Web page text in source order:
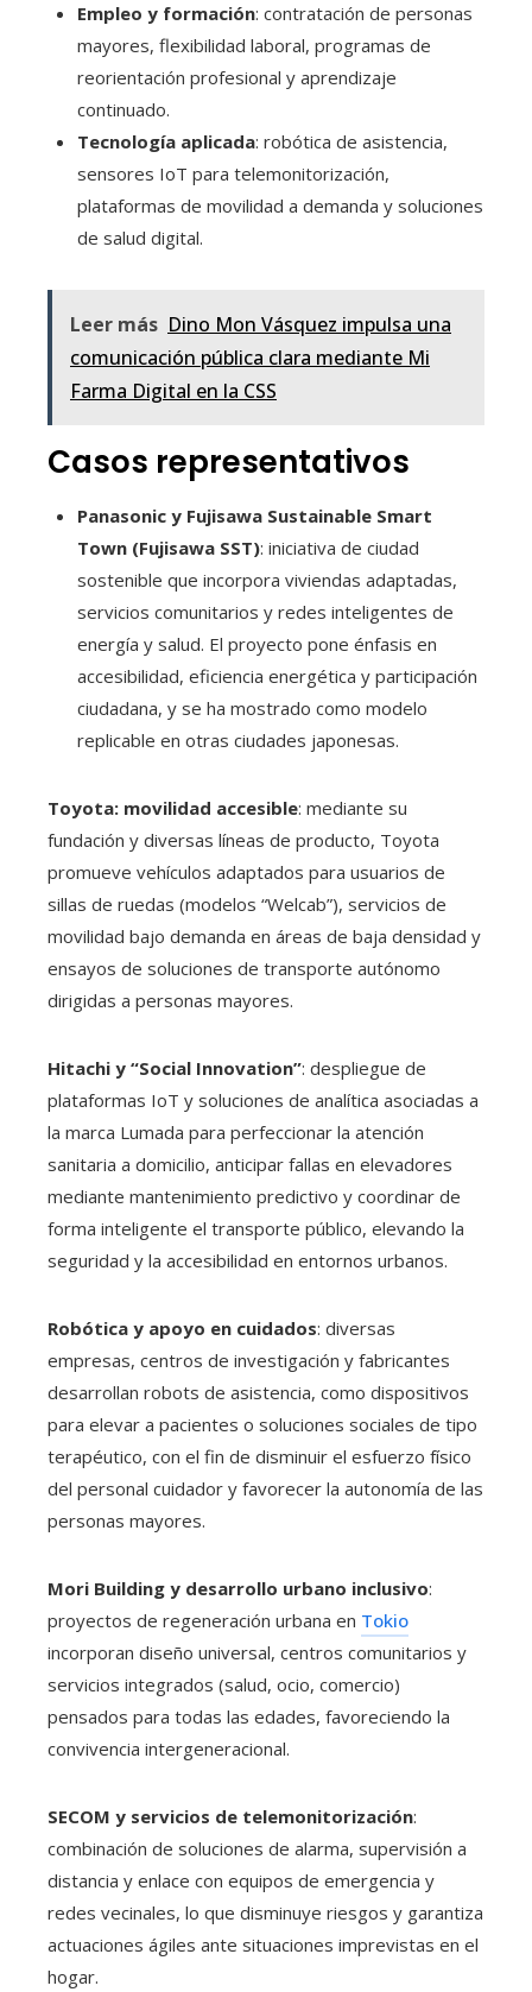
Empleo y formación: contratación de personas
mayores, flexibilidad laboral, programas de
reorientación profesional y aprendizaje
continuado.
Tecnología aplicada: robótica de asistencia,
sensores IoT para telemonitorización,
plataformas de movilidad a demanda y soluciones
de salud digital.
Leer más Dino Mon Vásquez impulsa una
comunicación pública clara mediante Mi
Farma Digital en la CSS
Casos representativos
Panasonic y Fujisawa Sustainable Smart
Town (Fujisawa SST): iniciativa de ciudad
sostenible que incorpora viviendas adaptadas,
servicios comunitarios y redes inteligentes de
energía y salud. El proyecto pone énfasis en
accesibilidad, eficiencia energética y participación
ciudadana, y se ha mostrado como modelo
replicable en otras ciudades japonesas.
Toyota: movilidad accesible: mediante su
fundación y diversas líneas de producto, Toyota
promueve vehículos adaptados para usuarios de
sillas de ruedas (modelos “Welcab”), servicios de
movilidad bajo demanda en áreas de baja densidad y
ensayos de soluciones de transporte autónomo
dirigidas a personas mayores.
Hitachi y “Social Innovation”: despliegue de
plataformas IoT y soluciones de analítica asociadas a
la marca Lumada para perfeccionar la atención
sanitaria a domicilio, anticipar fallas en elevadores
mediante mantenimiento predictivo y coordinar de
forma inteligente el transporte público, elevando la
seguridad y la accesibilidad en entornos urbanos.
Robótica y apoyo en cuidados: diversas
empresas, centros de investigación y fabricantes
desarrollan robots de asistencia, como dispositivos
para elevar a pacientes o soluciones sociales de tipo
terapéutico, con el fin de disminuir el esfuerzo físico
del personal cuidador y favorecer la autonomía de las
personas mayores.
Mori Building y desarrollo urbano inclusivo:
proyectos de regeneración urbana en Tokio
incorporan diseño universal, centros comunitarios y
servicios integrados (salud, ocio, comercio)
pensados para todas las edades, favoreciendo la
convivencia intergeneracional.
SECOM y servicios de telemonitorización:
combinación de soluciones de alarma, supervisión a
distancia y enlace con equipos de emergencia y
redes vecinales, lo que disminuye riesgos y garantiza
actuaciones ágiles ante situaciones imprevistas en el
hogar.